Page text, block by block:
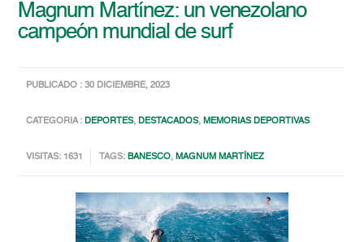
Magnum Martínez: un venezolano
campeón mundial de surf
PUBLICADO : 30 DICIEMBRE, 2023
CATEGORIA :DEPORTES,DESTACADOS,MEMORIAS DEPORTIVAS
VISITAS: 1631 TAGS:BANESCO,MAGNUM MARTÍNEZ